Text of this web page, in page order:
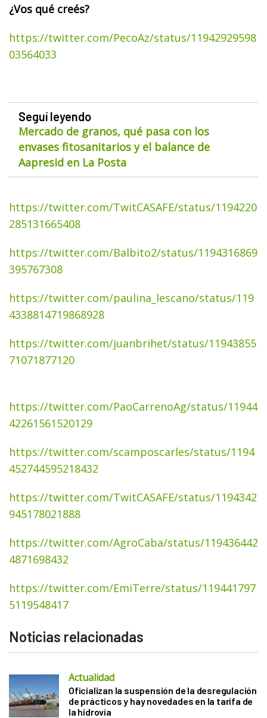
¿Vos qué creés?
https://twitter.com/PecoAz/status/11942929598
03564033
Seguí leyendo
Mercado de granos, qué pasa con los
envases fitosanitarios y el balance de
Aapresid en La Posta
https://twitter.com/TwitCASAFE/status/1194220
285131665408
https://twitter.com/Balbito2/status/1194316869
395767308
https://twitter.com/paulina_lescano/status/119
4338814719868928
https://twitter.com/juanbrihet/status/11943855
71071877120
https://twitter.com/PaoCarrenoAg/status/11944
42261561520129
https://twitter.com/scamposcarles/status/1194
452744595218432
https://twitter.com/TwitCASAFE/status/1194342
945178021888
https://twitter.com/AgroCaba/status/119436442
4871698432
https://twitter.com/EmiTerre/status/119441797
5119548417
Noticias relacionadas
Actualidad
Oficializan la suspensión de la desregulación
de prácticos y hay novedades en la tarifa de
la hidrovía